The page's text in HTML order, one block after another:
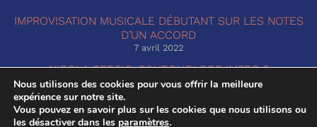
IMPROVISATION MUSICALE DÉBUTANT SUR LES NOTES
D’UN ACCORD
7 avril 2022
NICOLA SERGIO, POURQUOI SOS IMPRO ?
1 février 2022
© SOS IMPRO2022
Nous utilisons des cookies pour vous offrir la meilleure
expérience sur notre site.
Vous pouvez en savoir plus sur les cookies que nous utilisons ou
les désactiver dans les paramètres.